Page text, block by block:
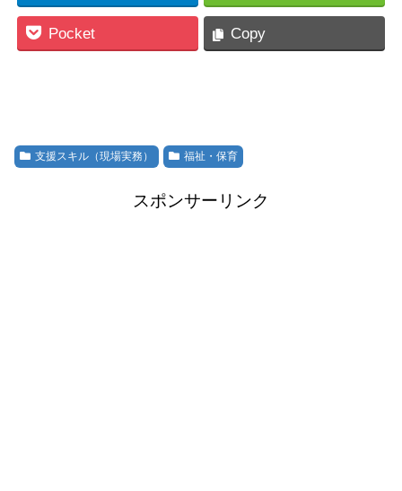
Pocket Copy
支援スキル（現場実務） 福祉・保育
スポンサーリンク